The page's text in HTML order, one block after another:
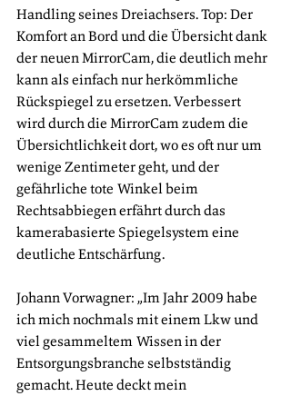
Handling seines Dreiachsers. Top: Der
Komfort an Bord und die Übersicht dank
der neuen MirrorCam, die deutlich mehr
kann als einfach nur herkömmliche
Rückspiegel zu ersetzen. Verbessert
wird durch die MirrorCam zudem die
Übersichtlichkeit dort, wo es oft nur um
wenige Zentimeter geht, und der
gefährliche tote Winkel beim
Rechtsabbiegen erfährt durch das
kamerabasierte Spiegelsystem eine
deutliche Entschärfung.
Johann Vorwagner: „Im Jahr 2009 habe
ich mich nochmals mit einem Lkw und
viel gesammeltem Wissen in der
Entsorgungsbranche selbstständig
gemacht. Heute deckt mein